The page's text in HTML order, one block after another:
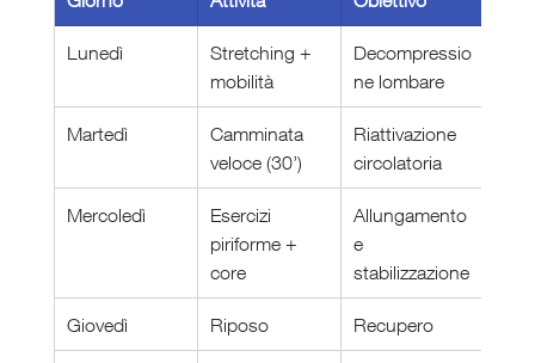
Lunedì
Stretching +
mobilità
Decompressio
ne lombare
Martedì
Camminata
veloce (30’)
Riattivazione
circolatoria
Mercoledì
Esercizi
piriforme +
core
Allungamento
e
stabilizzazione
Giovedì Riposo Recupero